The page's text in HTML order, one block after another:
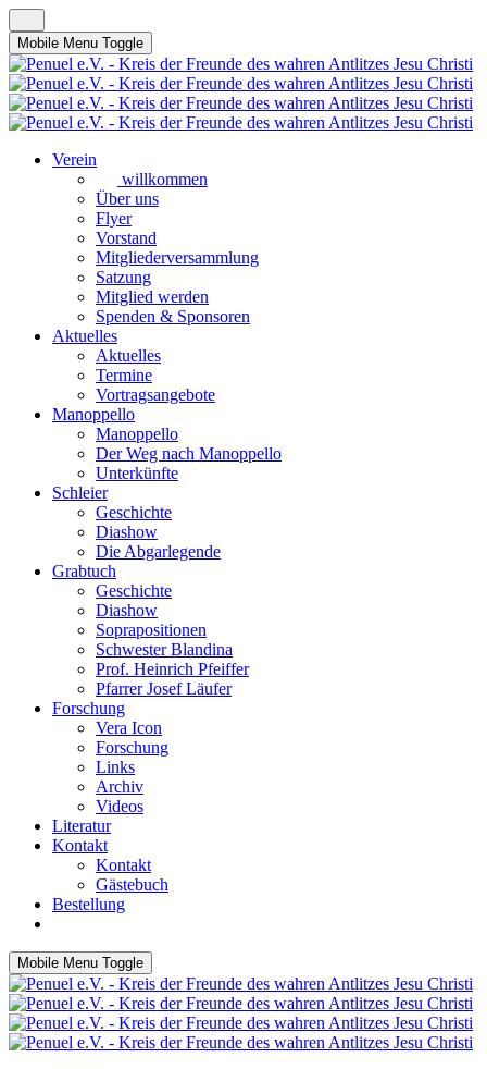
Mobile Menu Toggle
Verein
willkommen
Über uns
Flyer
Vorstand
Mitgliederversammlung
Satzung
Mitglied werden
Spenden & Sponsoren
Aktuelles
Aktuelles
Termine
Vortragsangebote
Manoppello
Manoppello
Der Weg nach Manoppello
Unterkünfte
Schleier
Geschichte
Diashow
Die Abgarlegende
Grabtuch
Geschichte
Diashow
Soprapositionen
Schwester Blandina
Prof. Heinrich Pfeiffer
Pfarrer Josef Läufer
Forschung
Vera Icon
Forschung
Links
Archiv
Videos
Literatur
Kontakt
Kontakt
Gästebuch
Bestellung
Mobile Menu Toggle